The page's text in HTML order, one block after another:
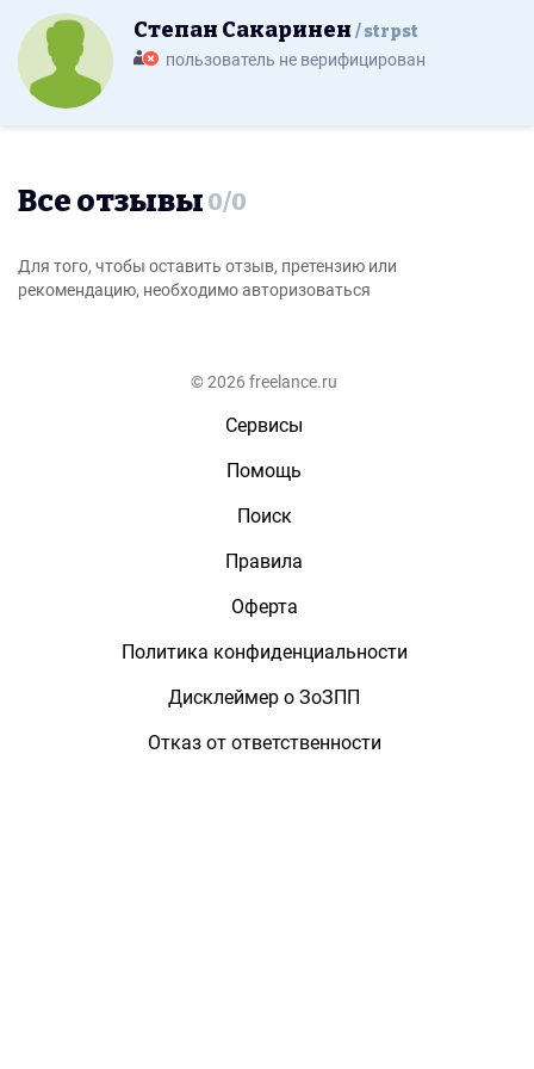
Степан Сакаринен strpst
пользователь не верифицирован
Все отзывы 0/0
Для того, чтобы оставить отзыв, претензию или
рекомендацию, необходимо авторизоваться
© 2026 freelance.ru
Сервисы
Помощь
Поиск
Правила
Оферта
Политика конфиденциальности
Дисклеймер о ЗоЗПП
Отказ от ответственности